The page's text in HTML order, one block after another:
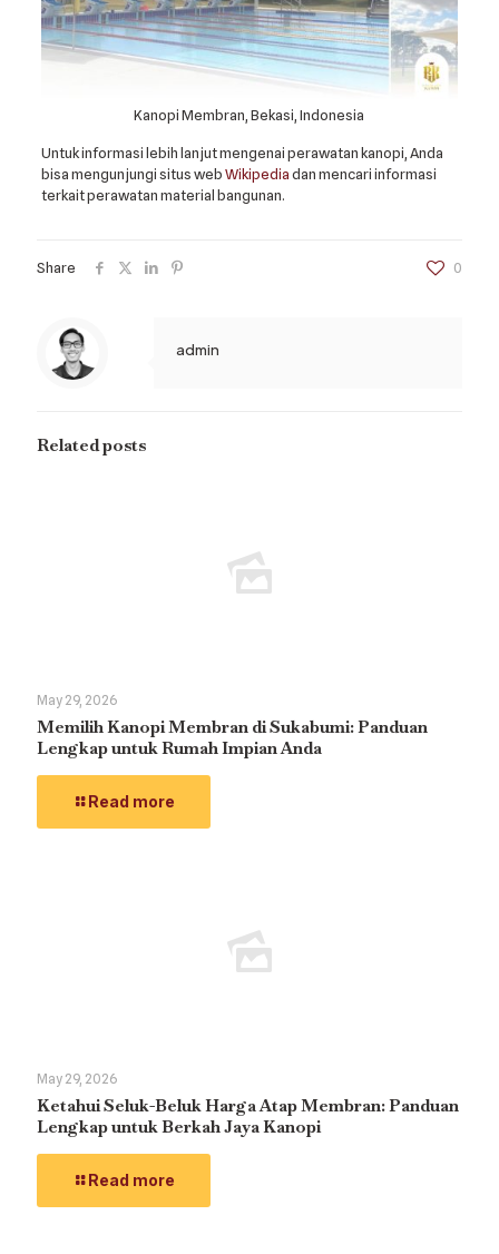
Kanopi Membran, Bekasi, Indonesia
Untuk informasi lebih lanjut mengenai perawatan kanopi, Anda
bisa mengunjungi situs webWikipediadan mencari informasi
terkait perawatan material bangunan.
Share 0
admin
Related posts
May 29, 2026
Memilih Kanopi Membran di Sukabumi: Panduan
Lengkap untuk Rumah Impian Anda
Read more
May 29, 2026
Ketahui Seluk-Beluk Harga Atap Membran: Panduan
Lengkap untuk Berkah Jaya Kanopi
Read more